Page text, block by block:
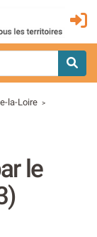
la-Loire >
le